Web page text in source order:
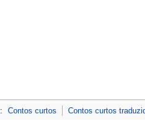
: Contos curtos Contos curtos